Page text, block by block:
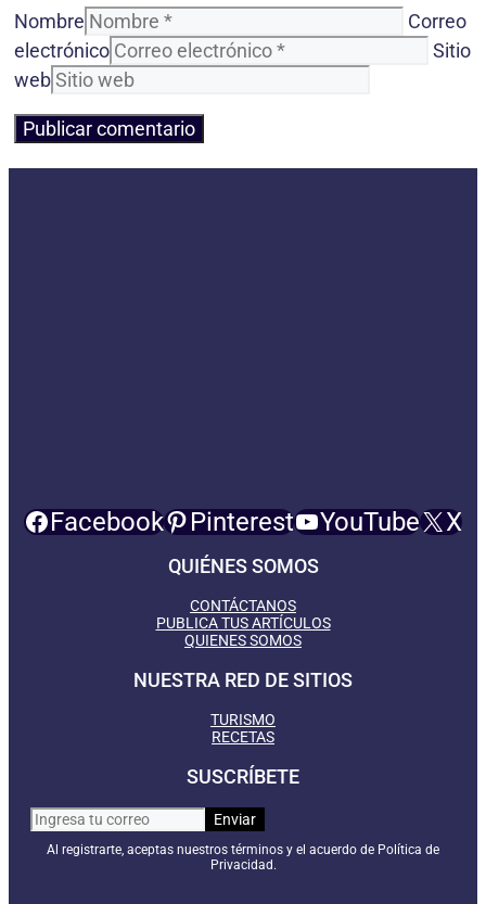
Nombre
Correo
electrónico
Sitio
web
Facebook Pinterest YouTube X
QUIÉNES SOMOS
CONTÁCTANOS
PUBLICA TUS ARTÍCULOS
QUIENES SOMOS
NUESTRA RED DE SITIOS
TURISMO
RECETAS
SUSCRÍBETE
Al registrarte, aceptas nuestros términos y el acuerdo de Política de
Privacidad.